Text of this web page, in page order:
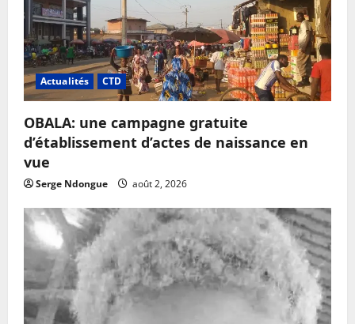
Actualités CTD
OBALA: une campagne gratuite
d’établissement d’actes de naissance en
vue
Serge Ndongue août 2, 2026